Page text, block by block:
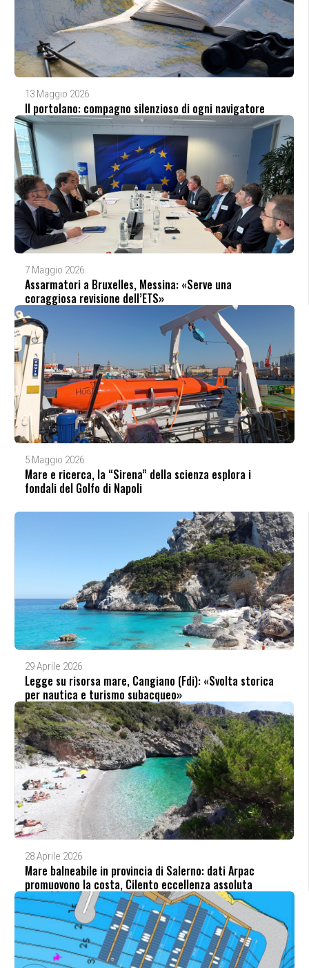
13 Maggio 2026
Il portolano: compagno silenzioso di ogni navigatore
7 Maggio 2026
Assarmatori a Bruxelles, Messina: «Serve una
coraggiosa revisione dell’ETS»
5 Maggio 2026
Mare e ricerca, la “Sirena” della scienza esplora i
fondali del Golfo di Napoli
29 Aprile 2026
Legge su risorsa mare, Cangiano (Fdi): «Svolta storica
per nautica e turismo subacqueo»
28 Aprile 2026
Mare balneabile in provincia di Salerno: dati Arpac
promuovono la costa, Cilento eccellenza assoluta